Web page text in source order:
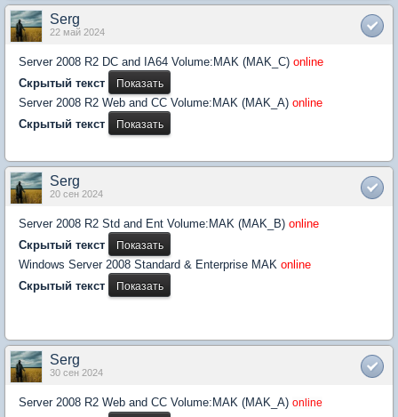
Serg
22 май 2024
Server 2008 R2 DC and IA64 Volume:MAK (MAK_C) online
Скрытый текст
Server 2008 R2 Web and CC Volume:MAK (MAK_A) online
Скрытый текст
Serg
20 сен 2024
Server 2008 R2 Std and Ent Volume:MAK (MAK_B) online
Скрытый текст
Windows Server 2008 Standard & Enterprise MAK online
Скрытый текст
Serg
30 сен 2024
Server 2008 R2 Web and CC Volume:MAK (MAK_A) online